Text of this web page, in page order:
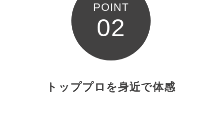
POINT
02
トッププロを身近で体感